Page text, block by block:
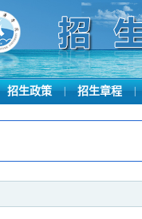
招生政策 | 招生章程 |